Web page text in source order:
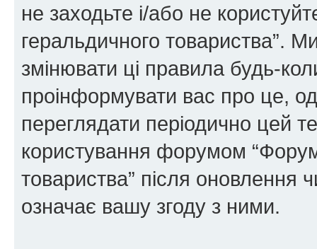
не заходьте і/або не
геральдичного товариства”.
змінювати ці правила будь-
проінформувати вас про це,
переглядати періодично цей
користування форумом
товариства” після оновлення
означає вашу згоду з ними.